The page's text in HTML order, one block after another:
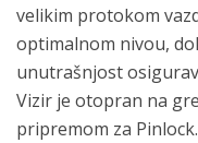
velikim protokom
optimalnom nivou,
unutrašnjost
Vizir je otopran na
pripremom za